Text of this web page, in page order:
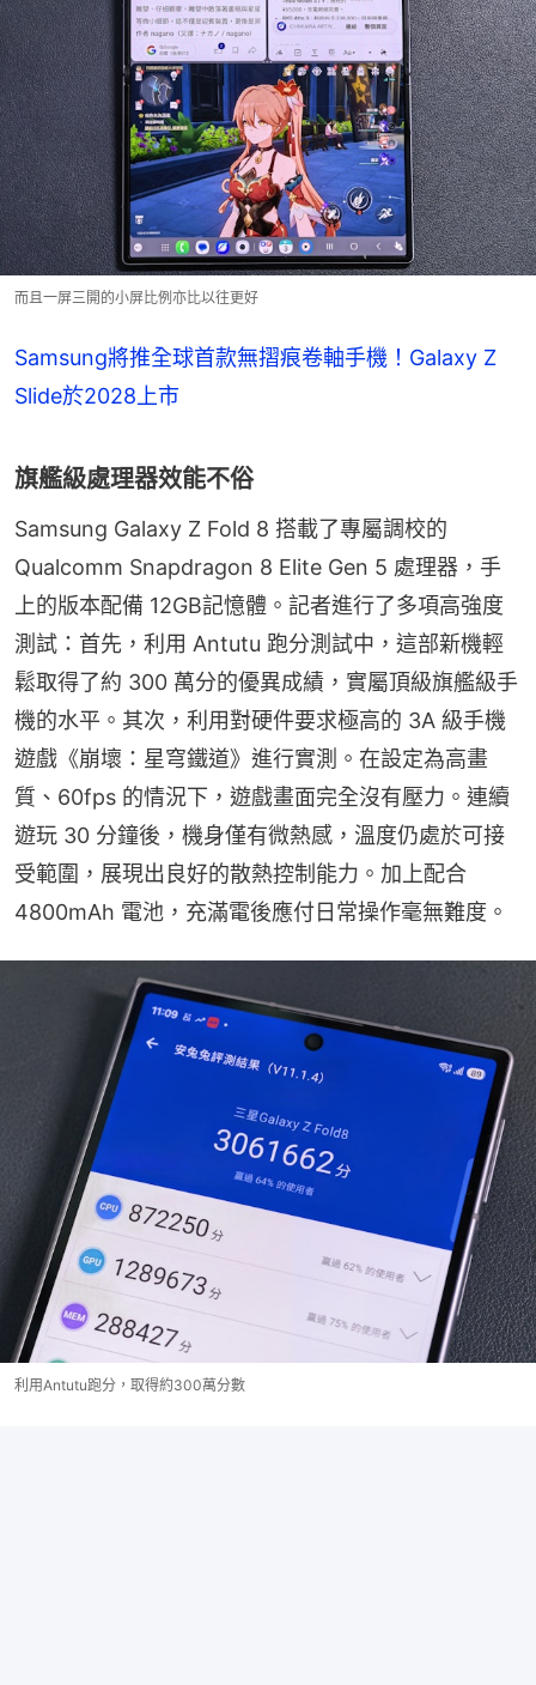
而且一屏三開的小屏比例亦比以往更好
Samsung將推全球首款無摺痕卷軸手機！Galaxy Z
Slide於2028上市
旗艦級處理器效能不俗
Samsung Galaxy Z Fold 8 搭載了專屬調校的
Qualcomm Snapdragon 8 Elite Gen 5 處理器，手
上的版本配備 12GB記憶體。記者進行了多項高強度
測試：首先，利用 Antutu 跑分測試中，這部新機輕
鬆取得了約 300 萬分的優異成績，實屬頂級旗艦級手
機的水平。其次，利用對硬件要求極高的 3A 級手機
遊戲《崩壞：星穹鐵道》進行實測。在設定為高畫
質、60fps 的情況下，遊戲畫面完全沒有壓力。連續
遊玩 30 分鐘後，機身僅有微熱感，溫度仍處於可接
受範圍，展現出良好的散熱控制能力。加上配合
4800mAh 電池，充滿電後應付日常操作毫無難度。
利用Antutu跑分，取得約300萬分數